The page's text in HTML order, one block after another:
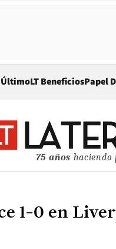
ÚltimoLT BeneficiosPapel
75 años haciendo
1-0 en